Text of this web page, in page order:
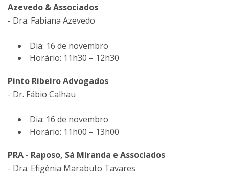
Azevedo & Associados
- Dra. Fabiana Azevedo
Dia: 16 de novembro
Horário: 11h30 – 12h30
Pinto Ribeiro Advogados
- Dr. Fábio Calhau
Dia: 16 de novembro
Horário: 11h00 – 13h00
PRA - Raposo, Sá Miranda e Associados
- Dra. Efigénia Marabuto Tavares